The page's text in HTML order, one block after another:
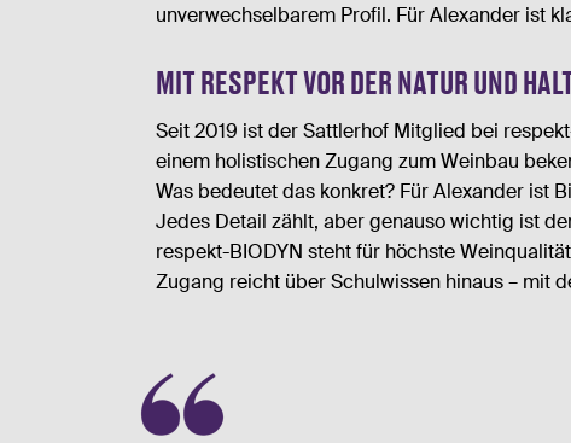
unverwechselbarem Profil. Für Alexander ist
MIT RESPEKT VOR DER NATUR UND
Seit 2019 ist der Sattlerhof Mitglied bei
einem holistischen Zugang zum Weinbau
Was bedeutet das konkret? Für Alexander ist
Jedes Detail zählt, aber genauso wichtig ist
respekt-BIODYN steht für höchste
Zugang reicht über Schulwissen hinaus – mit